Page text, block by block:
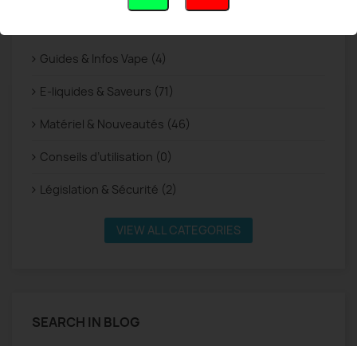
Guides & Infos Vape (4)
E-liquides & Saveurs (71)
Matériel & Nouveautés (46)
Conseils d’utilisation (0)
Législation & Sécurité (2)
VIEW ALL CATEGORIES
SEARCH IN BLOG